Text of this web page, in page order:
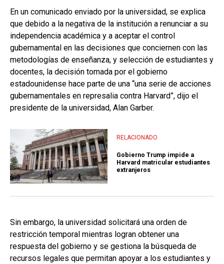
En un comunicado enviado por la universidad, se explica
que debido a la negativa de la institución a renunciar a su
independencia académica y a aceptar el control
gubernamental en las decisiones que conciernen con las
metodologías de enseñanza, y selección de estudiantes y
docentes, la decisión tomada por el gobierno
estadounidense hace parte de una “una serie de acciones
gubernamentales en represalia contra Harvard”, dijo el
presidente de la universidad, Alan Garber.
RELACIONADO
Gobierno Trump impide a
Harvard matricular estudiantes
extranjeros
Sin embargo, la universidad solicitará una orden de
restricción temporal mientras logran obtener una
respuesta del gobierno y se gestiona la búsqueda de
recursos legales que permitan apoyar a los estudiantes y